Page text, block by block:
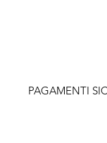
PAGAMENTI